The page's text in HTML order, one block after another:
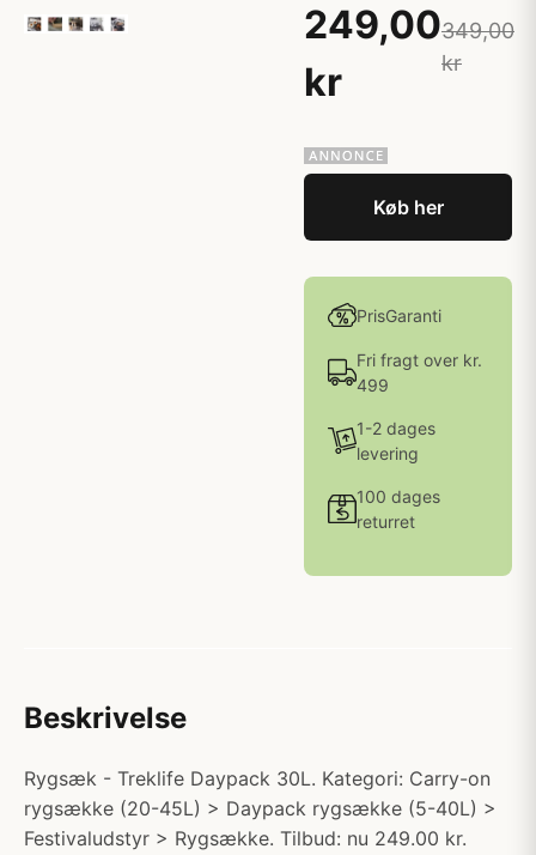
249,00
kr
349,00
kr
Køb her
PrisGaranti
Fri fragt over kr.
499
1-2 dages
levering
100 dages
returret
Beskrivelse
Rygsæk - Treklife Daypack 30L. Kategori: Carry-on
rygsække (20-45L) > Daypack rygsække (5-40L) >
Festivaludstyr > Rygsække. Tilbud: nu 249.00 kr.